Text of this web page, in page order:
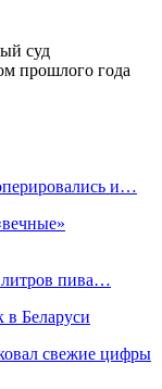
суд
прошлого года
и…
литров пива…
Беларуси
свежие цифры